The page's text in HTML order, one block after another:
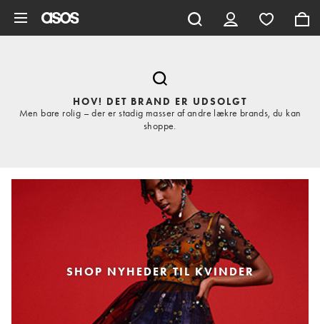
HOV! DET BRAND ER UDSOLGT
Men bare rolig – der er stadig masser af andre lækre brands, du kan
shoppe.
SHOP NYHEDER TIL KVINDER